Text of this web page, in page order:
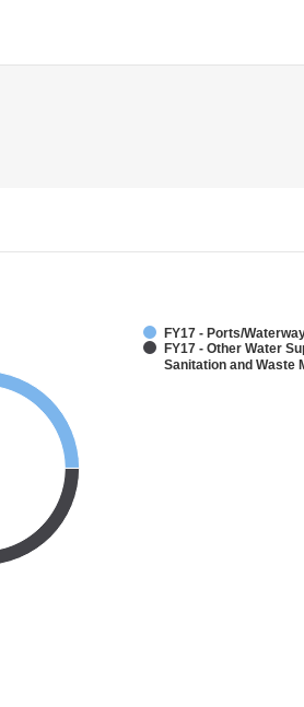
FY17 - Ports/
FY17 - Other Water
Sanitation and Waste